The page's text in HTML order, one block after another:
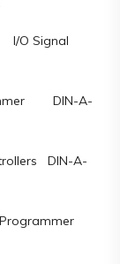
O Signal
DIN-A-
DIN-A-
Programmer